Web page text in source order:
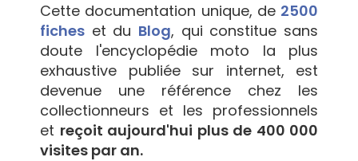
Cette documentation unique, de 2500
fiches et du Blog, qui constitue sans
doute l'encyclopédie moto la plus
exhaustive publiée sur internet, est
devenue une référence chez les
collectionneurs et les professionnels
et reçoit aujourd'hui plus de 400 000
visites par an.